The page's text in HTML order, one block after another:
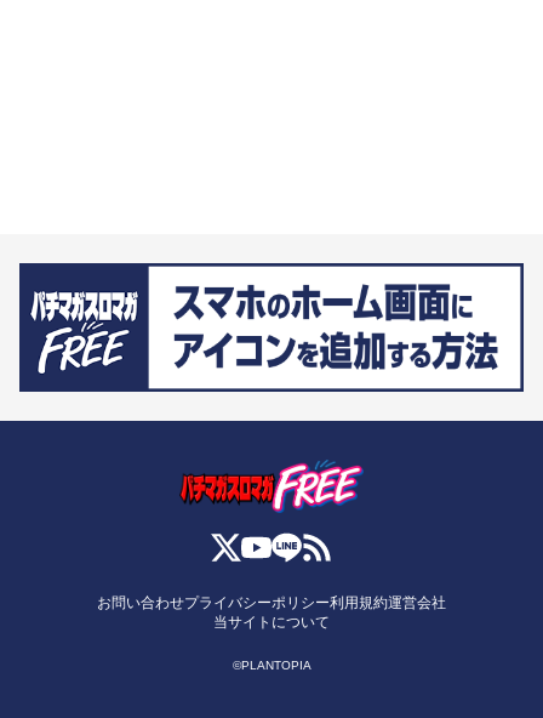
お問い合わせプライバシーポリシー利用規約運営会社
当サイトについて
©PLANTOPIA